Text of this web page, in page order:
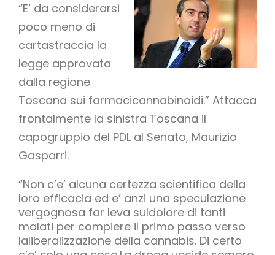
“E’ da considerarsi
poco meno di
cartastraccia la
legge approvata
dalla regione
Toscana sui farmacicannabinoidi.” Attacca
frontalmente la sinistra Toscana il
capogruppio del PDL al Senato, Maurizio
Gasparri.
“Non c’e’ alcuna certezza scientifica della
loro efficacia ed e’ anzi una speculazione
vergognosa far leva suldolore di tanti
malati per compiere il primo passo verso
laliberalizzazione della cannabis. Di certo